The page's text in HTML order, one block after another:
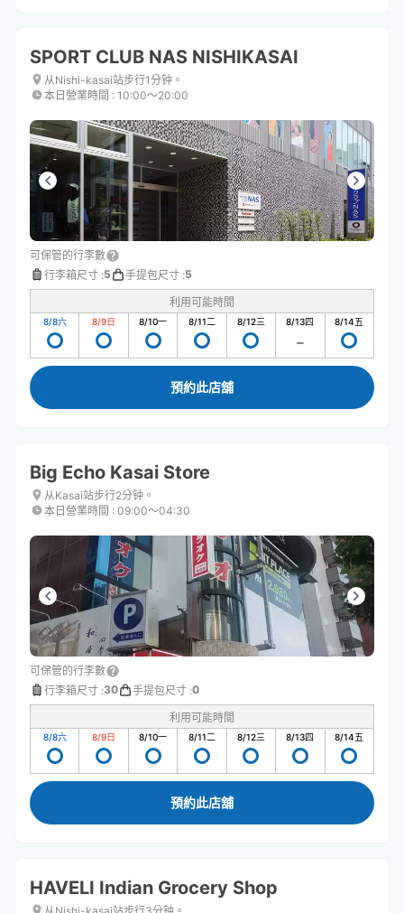
SPORT CLUB NAS NISHIKASAI
从Nishi-kasai站步行1分钟。
本日營業時間 : 10:00〜20:00
可保管的行李數
行李箱尺寸 :5 手提包尺寸 :5
利用可能時間
8/8六 8/9日 8/10一 8/11二 8/12三 8/13四 8/14五
預約此店舖
Big Echo Kasai Store
从Kasai站步行2分钟。
本日營業時間 : 09:00〜04:30
可保管的行李數
行李箱尺寸 :30 手提包尺寸 :0
利用可能時間
8/8六 8/9日 8/10一 8/11二 8/12三 8/13四 8/14五
預約此店舖
HAVELI Indian Grocery Shop